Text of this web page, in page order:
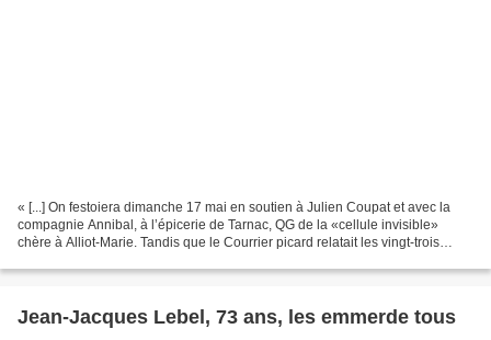
« [...] On festoiera dimanche 17 mai en soutien à Julien Coupat et avec la
compagnie Annibal, à l’épicerie de Tarnac, QG de la «cellule invisible»
chère à Alliot-Marie. Tandis que le Courrier picard relatait les vingt-trois
Jean-Jacques Lebel, 73 ans, les emmerde tous